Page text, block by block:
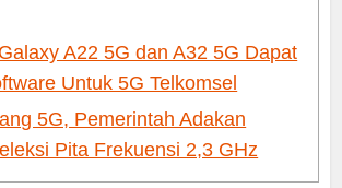
A22 5G dan A32 5G Dapat
Untuk 5G Telkomsel
5G, Pemerintah Adakan
Pita Frekuensi 2,3 GHz